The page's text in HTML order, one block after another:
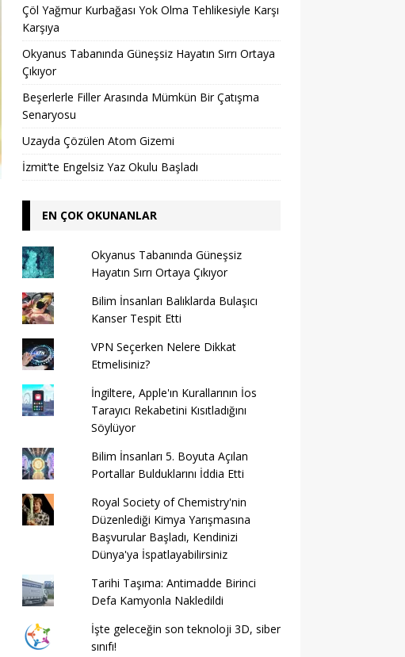
Çöl Yağmur Kurbağası Yok Olma Tehlikesiyle Karşı
Karşıya
Okyanus Tabanında Güneşsiz Hayatın Sırrı Ortaya
Çıkıyor
Beşerlerle Filler Arasında Mümkün Bir Çatışma
Senaryosu
Uzayda Çözülen Atom Gizemi
İzmit’te Engelsiz Yaz Okulu Başladı
EN ÇOK OKUNANLAR
Okyanus Tabanında Güneşsiz
Hayatın Sırrı Ortaya Çıkıyor
Bilim İnsanları Balıklarda Bulaşıcı
Kanser Tespit Etti
VPN Seçerken Nelere Dikkat
Etmelisiniz?
İngiltere, Apple'ın Kurallarının İos
Tarayıcı Rekabetini Kısıtladığını
Söylüyor
Bilim İnsanları 5. Boyuta Açılan
Portallar Bulduklarını İddia Etti
Royal Society of Chemistry'nin
Düzenlediği Kimya Yarışmasına
Başvurular Başladı, Kendinizi
Dünya'ya İspatlayabilirsiniz
Tarihi Taşıma: Antimadde Birinci
Defa Kamyonla Nakledildi
İşte geleceğin son teknoloji 3D, siber
sınıfı!